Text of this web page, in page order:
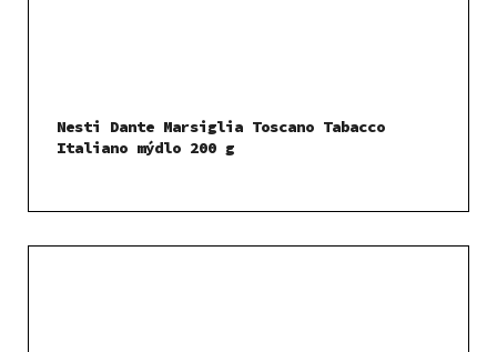
Nesti Dante Marsiglia Toscano Tabacco
Italiano mýdlo 200 g